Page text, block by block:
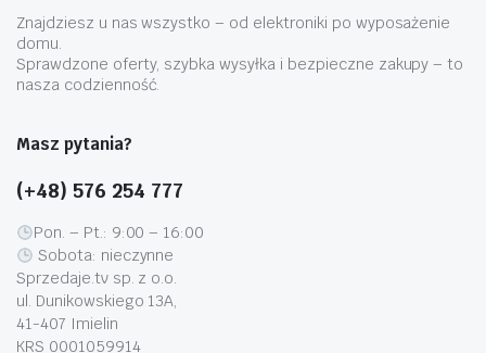
Znajdziesz u nas wszystko – od elektroniki po wyposażenie
domu.
Sprawdzone oferty, szybka wysyłka i bezpieczne zakupy – to
nasza codzienność.
Masz pytania?
(+48) 576 254 777
Pon. – Pt.: 9:00 – 16:00
Sobota: nieczynne
Sprzedaje.tv sp. z o.o.
ul. Dunikowskiego 13A,
41-407 Imielin
KRS 0001059914